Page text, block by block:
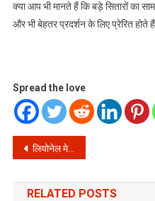
क्या आप भी मानते हैं कि बड़े सितारों का
और भी बेहतर प्रदर्शन के लिए प्रेरित होते
Spread the love
Post
navigation
लियोनेल मेसी के सामने “कोई अभिभूत नहीं”? केप वर्डे स्टार का बयान फिर गरमाया फुटबॉल जगत! (Nobody Overwhelmed in front of Lionel Messi? Cape Verde Star’s statement reignites football world!)
RELATED POSTS